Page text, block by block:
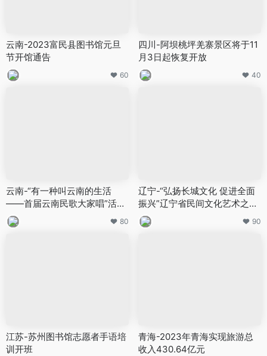
云南-2023富民县图书馆元旦
节开馆通告
60
四川-阿坝桃坪羌寨景区将于11
月3日起恢复开放
40
云南-“有一种叫云南的生活
——首届云南民歌大家唱”活动
在云南民族村启动
80
辽宁-“弘扬长城文化 促进全面
振兴”辽宁省民间文化艺术之乡
展览展示活动举办
90
江苏-苏州图书馆志愿者手语培
训开班
青海-2023年青海实现旅游总
收入430.64亿元